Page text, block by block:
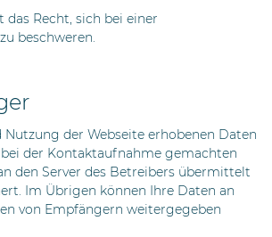
das Recht, sich bei einer
beschweren.
der Webseite erhobenen Daten
der Kontaktaufnahme gemachten
den Server des Betreibers übermittelt
Im Übrigen können Ihre Daten an
von Empfängern weitergegeben